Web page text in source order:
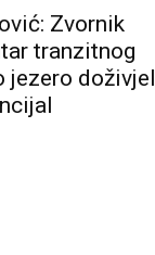
Zvornik
tranzitnog
jezero